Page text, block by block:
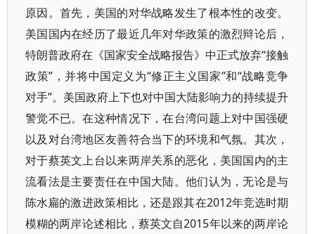
原因。首先，美国的对华战略发生了根本性的改变。
美国国内在经历了最近几年对华政策的激烈辩论后，
特朗普政府在《国家安全战略报告》中正式放弃“接触
政策”，并将中国定义为“修正主义国家”和“战略竞争
对手”。美国政府上下也对中国大陆影响力的持续提升
警觉不已。在这种情况下，在台湾问题上对中国强硬
以及对台湾地区友善符合当下的环境和气氛。其次，
对于蔡英文上台以来两岸关系的恶化，美国国内的主
流看法是主要责任在中国大陆。他们认为，无论是与
陈水扁的激进政策相比，还是跟其在2012年竞选时期
模糊的两岸论述相比，蔡英文自2015年以来的两岸论